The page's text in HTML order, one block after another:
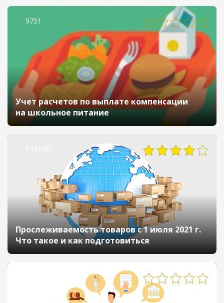
9751
Учет расчетов по выплате компенсации
на школьное питание
Прослеживаемость товаров с 1 июля 2021 г.
Что такое и как подготовиться